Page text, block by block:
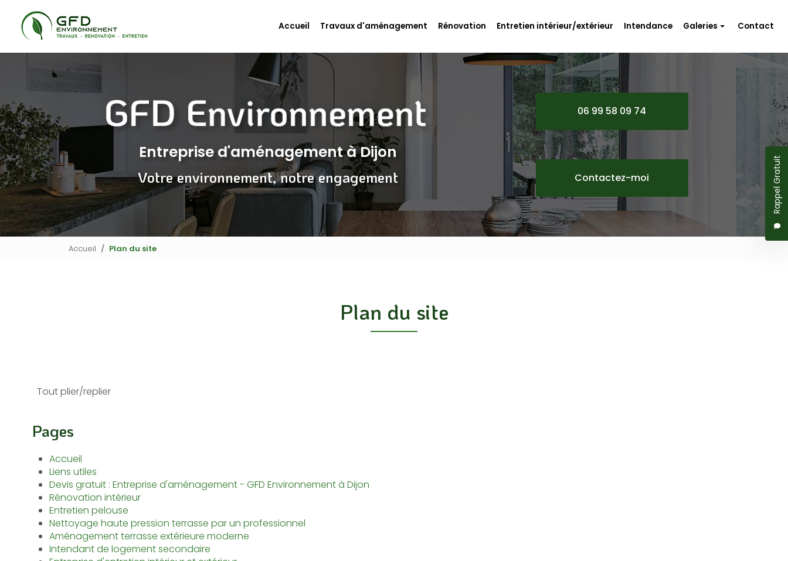
contenu
principal
Rappel Gratuit
Accueil Travaux d'aménagement Rénovation Entretien intérieur/extérieur Intendance Galeries
Entretien intérieur/extérieur
Intendance
Contact
Entreprise d'aménagementà Dijon
Votre environnement, notre engagement
06 99 58 09 74
Contactez-moi
Accueil Plan du site
Plan du site
Tout plier/replier
Pages
Accueil
Liens utiles
Devis gratuit : Entreprise d'aménagement - GFD Environnement à Dijon
Rénovation intérieur
Entretien pelouse
Nettoyage haute pression terrasse par un professionnel
Aménagement terrasse extérieure moderne
Intendant de logement secondaire